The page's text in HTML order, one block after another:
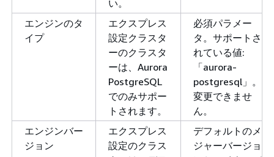
い。
エンジンのタ
イプ
エクスプレス
設定クラスタ
ーのクラスタ
ーは、Aurora
PostgreSQL
でのみサポー
トされます。
必須パラメー
タ。サポートさ
れている値:
「aurora-
postgresql」。
変更できませ
ん。
エンジンバー
ジョン
エクスプレス
設定のクラス
デフォルトのメ
ジャーバージョ